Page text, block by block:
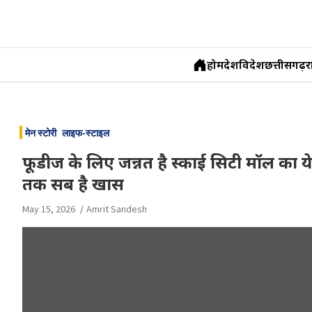
content
होमदेशविदेशछत्तीसगढ़
मेन स्टोरी लाइफ-स्टाइल
फूडीज के लिए जन्नत है स्काई सिटी मॉल का
तक सब है खास
May 15, 2026 Amrit Sandesh